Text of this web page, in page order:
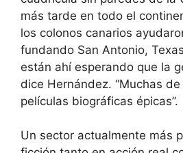
más tarde en todo el
los colonos canarios
fundando San Antonio,
están ahí esperando que la
dice Hernández. “Muchas
películas biográficas épicas”.
Un sector actualmente más